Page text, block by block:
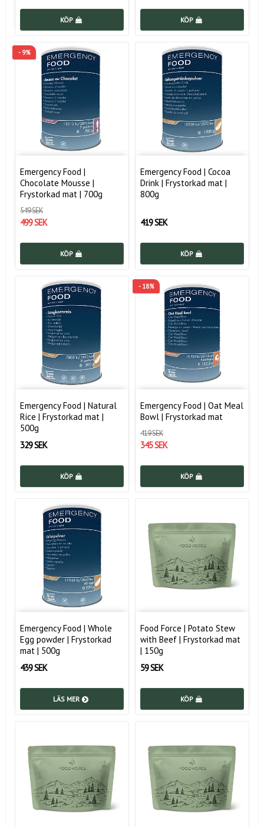
KÖP KÖP
- 9%
Emergency Food |
Chocolate Mousse |
Frystorkad mat | 700g
549 SEK
499 SEK
KÖP
Emergency Food | Cocoa
Drink | Frystorkad mat |
800g
419 SEK
KÖP
Emergency Food | Natural
Rice | Frystorkad mat |
500g
329 SEK
KÖP
- 18%
Emergency Food | Oat Meal
Bowl | Frystorkad mat
419 SEK
345 SEK
KÖP
Emergency Food | Whole
Egg powder | Frystorkad
mat | 500g
439 SEK
LÄS MER
Food Force | Potato Stew
with Beef | Frystorkad mat
| 150g
59 SEK
KÖP